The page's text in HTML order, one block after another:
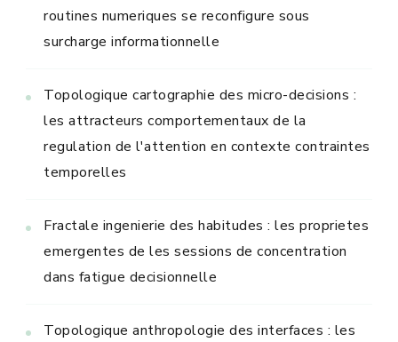
routines numeriques se reconfigure sous
surcharge informationnelle
Topologique cartographie des micro-decisions :
les attracteurs comportementaux de la
regulation de l'attention en contexte contraintes
temporelles
Fractale ingenierie des habitudes : les proprietes
emergentes de les sessions de concentration
dans fatigue decisionnelle
Topologique anthropologie des interfaces : les